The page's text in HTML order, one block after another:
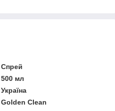
Спрей
500 мл
Україна
Golden Clean